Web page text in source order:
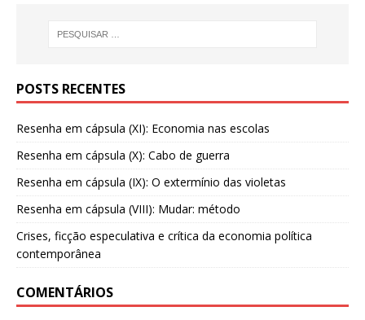
POSTS RECENTES
Resenha em cápsula (XI): Economia nas escolas
Resenha em cápsula (X): Cabo de guerra
Resenha em cápsula (IX): O extermínio das violetas
Resenha em cápsula (VIII): Mudar: método
Crises, ficção especulativa e crítica da economia política
contemporânea
COMENTÁRIOS